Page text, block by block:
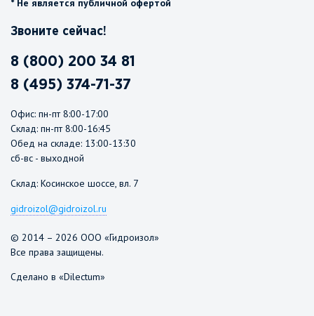
* Не является публичной офертой
Звоните сейчас!
8 (800) 200 34 81
8 (495) 374-71-37
Офис: пн-пт 8:00-17:00
Склад: пн-пт 8:00-16:45
Обед на складе: 13:00-13:30
сб-вс - выходной
Склад: Косинское шоссе, вл. 7
gidroizol@gidroizol.ru
© 2014 – 2026 ООО «Гидроизол»
Все права защищены.
Сделано в «Dilectum»